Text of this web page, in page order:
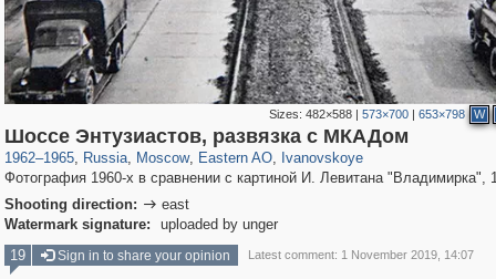
Sizes:482×588 |573×700 |653×798 W
Шоссе Энтузиастов, развязка с МКАДом
1962–1965, Russia
1,406,255 29,243
, Moscow
319,780 8,286
, Eastern AO
20,925 306
, Ivanovskoye
560
Фотография 1960-х в сравнении с картиной И. Левитана "Владимирка",
Shooting direction:  east
Watermark signature:
uploaded by unger
19
Sign in to share your opinion Latest comment: 1 November 2019, 14:07